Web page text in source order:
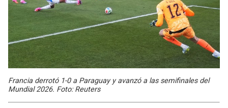
Francia derrotó 1-0 a Paraguay y avanzó a las semifinales del
Mundial 2026. Foto: Reuters